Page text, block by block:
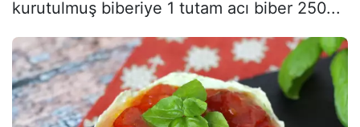
kurutulmuş biberiye 1 tutam acı biber 250...